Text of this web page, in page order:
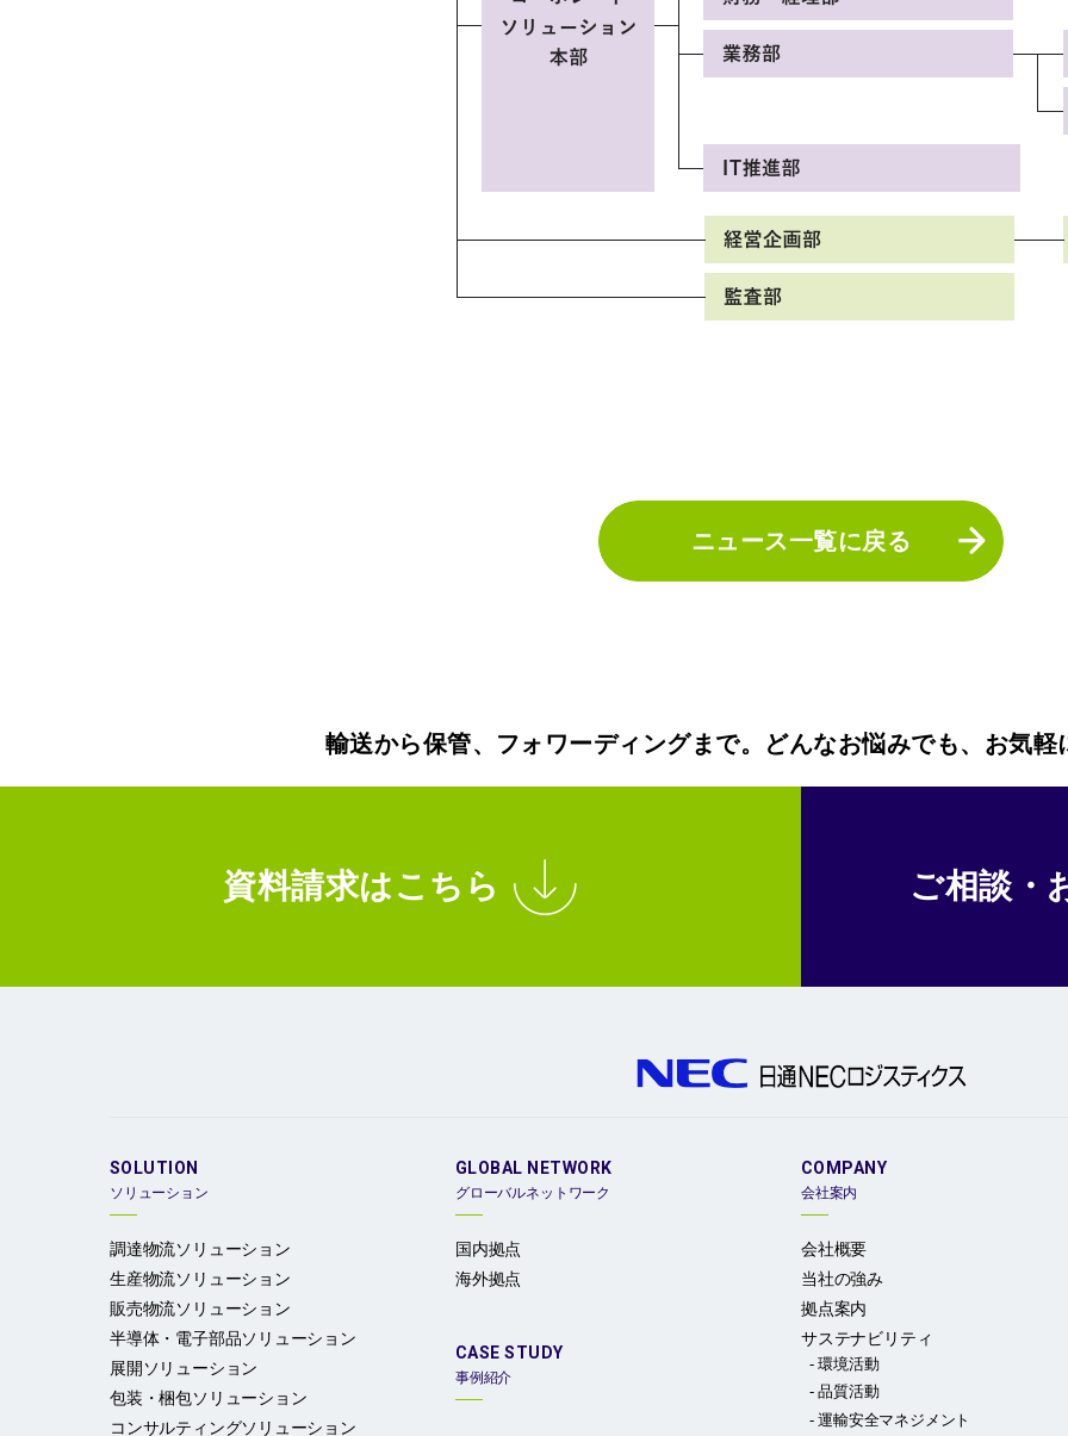
ニュース一覧に戻る
輸送から保管、フォワーディングまで。どんなお悩みでも、お気軽
資料請求はこちら ご相談・
SOLUTION
ソリューション
調達物流ソリューション
生産物流ソリューション
販売物流ソリューション
半導体・電子部品ソリューション
展開ソリューション
包装・梱包ソリューション
コンサルティングソリューション
GLOBAL NETWORK
グローバルネットワーク
国内拠点
海外拠点
CASE STUDY
事例紹介
COMPANY
会社案内
会社概要
当社の強み
拠点案内
サステナビリティ
環境活動
品質活動
運輸安全マネジメント